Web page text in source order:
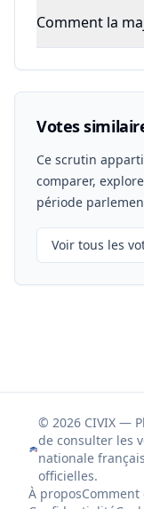
Comment la
Votes
Ce scrutin
comparer,
période
Voir tous les
© 2026 CIVIX —
de consulter les
nationale
officielles.
À proposComment